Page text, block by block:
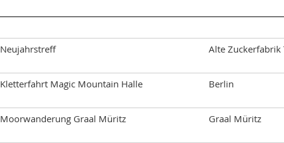
Neujahrstreff Alte Zuckerfabrik
Kletterfahrt Magic Mountain Halle Berlin
Moorwanderung Graal Müritz Graal Müritz